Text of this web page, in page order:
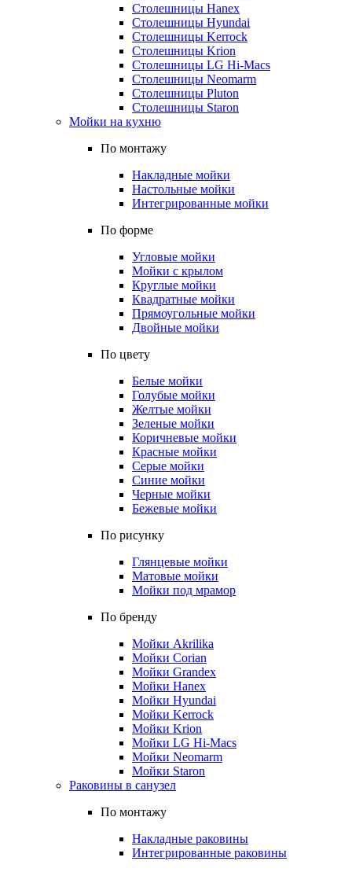
Столешницы Hanex
Столешницы Hyundai
Столешницы Kerrock
Столешницы Krion
Столешницы LG Hi-Macs
Столешницы Neomarm
Столешницы Pluton
Столешницы Staron
Мойки на кухню
По монтажу
Накладные мойки
Настольные мойки
Интегрированные мойки
По форме
Угловые мойки
Мойки с крылом
Круглые мойки
Квадратные мойки
Прямоугольные мойки
Двойные мойки
По цвету
Белые мойки
Голубые мойки
Желтые мойки
Зеленые мойки
Коричневые мойки
Красные мойки
Серые мойки
Синие мойки
Черные мойки
Бежевые мойки
По рисунку
Глянцевые мойки
Матовые мойки
Мойки под мрамор
По бренду
Мойки Akrilika
Мойки Corian
Мойки Grandex
Мойки Hanex
Мойки Hyundai
Мойки Kerrock
Мойки Krion
Мойки LG Hi-Macs
Мойки Neomarm
Мойки Staron
Раковины в санузел
По монтажу
Накладные раковины
Интегрированные раковины